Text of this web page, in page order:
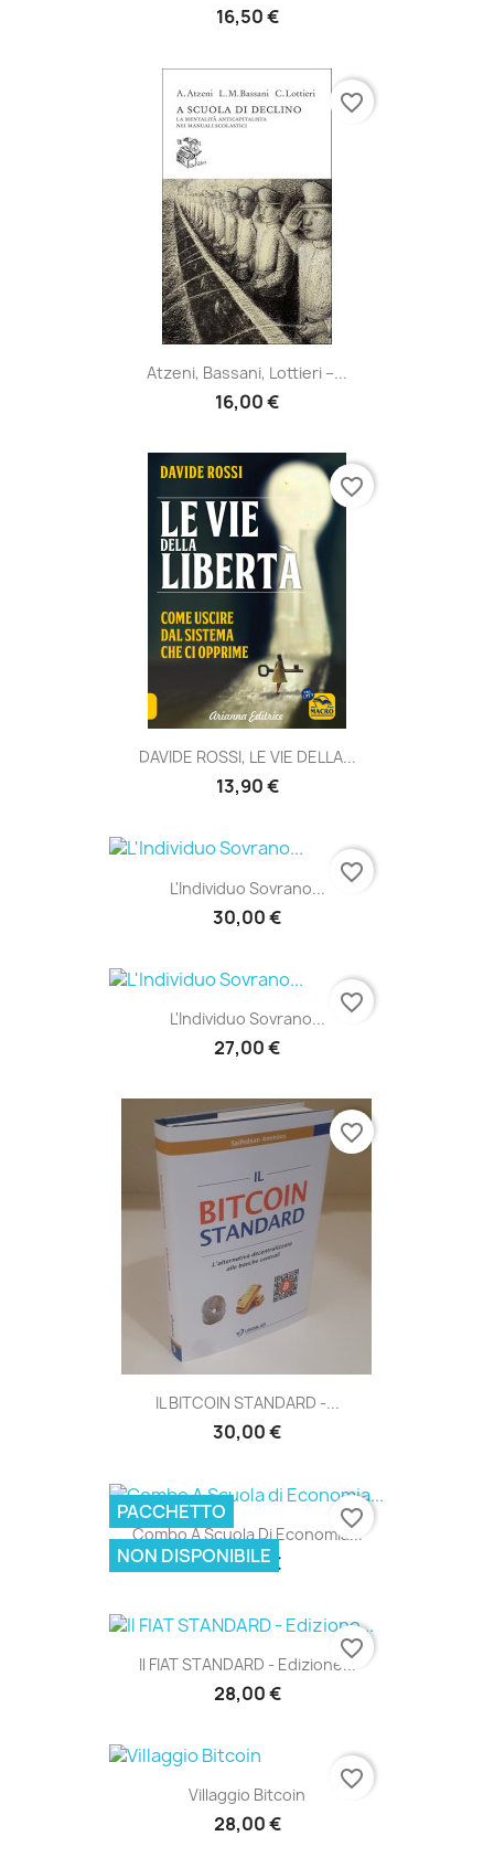
16,50 €
Atzeni, Bassani, Lottieri –...
16,00 €
favorite_border
DAVIDE ROSSI, LE VIE DELLA...
13,90 €
favorite_border
L'Individuo Sovrano...
30,00 €
favorite_border
L'Individuo Sovrano...
27,00 €
favorite_border
IL BITCOIN STANDARD -...
30,00 €
favorite_border
Combo A Scuola Di Economia...
33,00 €
PACCHETTO
NON DISPONIBILE
favorite_border
Il FIAT STANDARD - Edizione...
28,00 €
favorite_border
Villaggio Bitcoin
28,00 €
favorite_border